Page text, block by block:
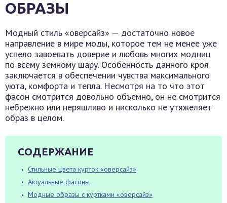
ОБРАЗЫ
Модный стиль «оверсайз» — достаточно новое
направление в мире моды, которое тем не менее уже
успело завоевать доверие и любовь многих модниц
по всему земному шару. Особенность данного кроя
заключается в обеспечении чувства максимального
уюта, комфорта и тепла. Несмотря на то что этот
фасон смотрится довольно объемно, он не смотрится
небрежно или неряшливо и нисколько не утяжеляет
образ в целом.
СОДЕРЖАНИЕ
Стильные цвета курток «оверсайз»
Актуальные фасоны
Модные образы с куртками «оверсайз»